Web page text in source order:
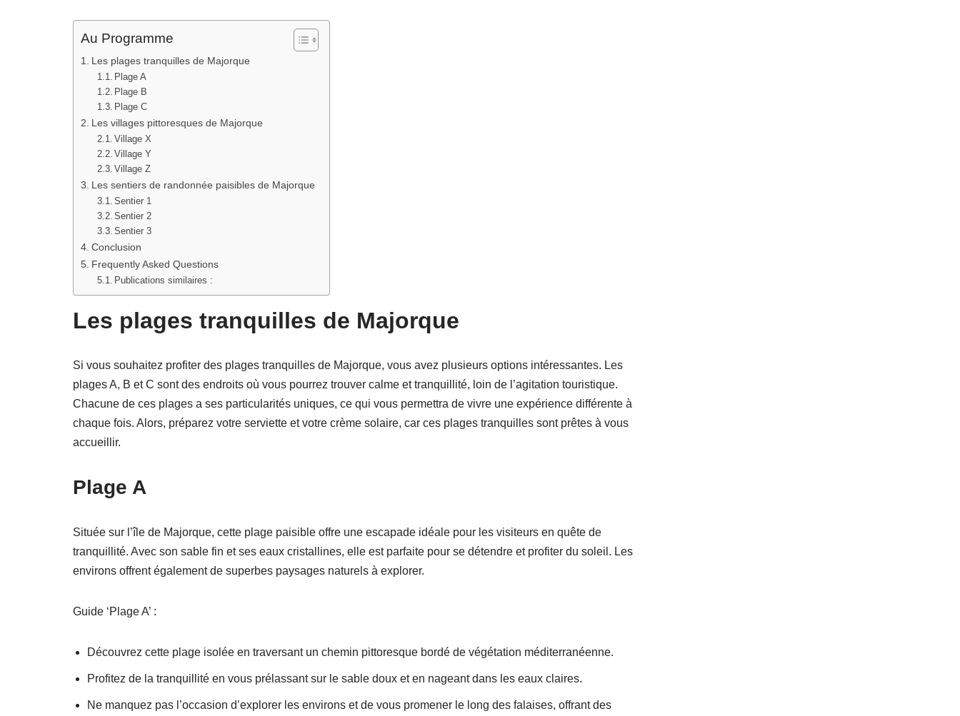
Au Programme
Les plages tranquilles de Majorque
Plage A
Plage B
Plage C
Les villages pittoresques de Majorque
Village X
Village Y
Village Z
Les sentiers de randonnée paisibles de Majorque
Sentier 1
Sentier 2
Sentier 3
Conclusion
Frequently Asked Questions
Publications similaires :
Les plages tranquilles de Majorque
Si vous souhaitez profiter des plages tranquilles de Majorque, vous avez plusieurs options intéressantes. Les
plages A, B et C sont des endroits où vous pourrez trouver calme et tranquillité, loin de l’agitation touristique.
Chacune de ces plages a ses particularités uniques, ce qui vous permettra de vivre une expérience différente à
chaque fois. Alors, préparez votre serviette et votre crème solaire, car ces plages tranquilles sont prêtes à vous
accueillir.
Plage A
Située sur l’île de Majorque, cette plage paisible offre une escapade idéale pour les visiteurs en quête de
tranquillité. Avec son sable fin et ses eaux cristallines, elle est parfaite pour se détendre et profiter du soleil. Les
environs offrent également de superbes paysages naturels à explorer.
Guide ‘Plage A’ :
Découvrez cette plage isolée en traversant un chemin pittoresque bordé de végétation méditerranéenne.
Profitez de la tranquillité en vous prélassant sur le sable doux et en nageant dans les eaux claires.
Ne manquez pas l’occasion d’explorer les environs et de vous promener le long des falaises, offrant des